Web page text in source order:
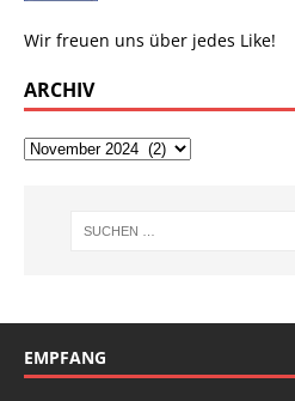
Wir freuen uns über jedes Like!
ARCHIV
EMPFANG